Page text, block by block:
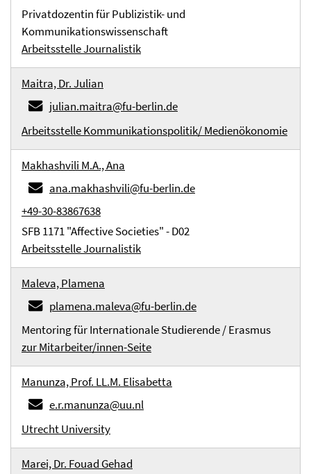
Privatdozentin für Publizistik- und
Kommunikationswissenschaft
Arbeitsstelle Journalistik
Maitra, Dr. Julian
julian.maitra@fu-berlin.de
Arbeitsstelle Kommunikationspolitik/ Medienökonomie
Makhashvili M.A., Ana
ana.makhashvili@fu-berlin.de
+49-30-83867638
SFB 1171 "Affective Societies" - D02
Arbeitsstelle Journalistik
Maleva, Plamena
plamena.maleva@fu-berlin.de
Mentoring für Internationale Studierende / Erasmus
zur Mitarbeiter/innen-Seite
Manunza, Prof. LL.M. Elisabetta
e.r.manunza@uu.nl
Utrecht University
Marei, Dr. Fouad Gehad